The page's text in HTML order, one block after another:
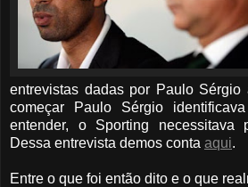
entrevistas dadas por Paulo Sérgio
começar Paulo Sérgio
entender, o Sporting necessitava
Dessa entrevista demos conta aqui.
Entre o que foi então dito e o que